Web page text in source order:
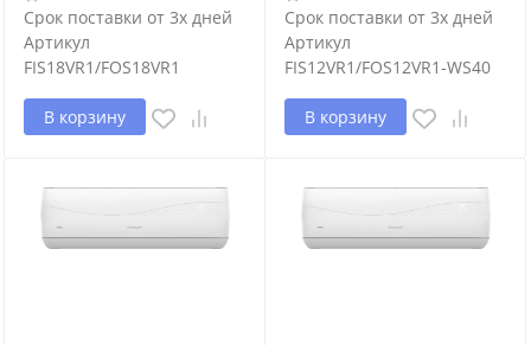
Срок поставки от 3х дней
Артикул
FIS18VR1/FOS18VR1
В корзину
Срок поставки от 3х дней
Артикул
FIS12VR1/FOS12VR1-WS40
В корзину